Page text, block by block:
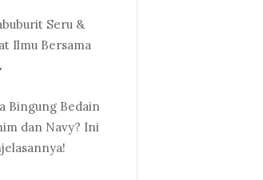
Seru &
Ilmu Bersama
Bingung Bedain
dan Navy? Ini